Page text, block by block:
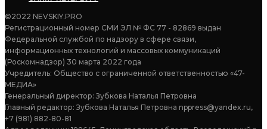
©2022 NEVSKIY.PRO
Регистрационный номер СМИ ЭЛ № ФС 77 - 82869 выдан
Федеральной службой по надзору в сфере связи,
информационных технологий и массовых коммуникаций
(Роскомнадзор) 30 марта 2022 года
Учредитель: Общество с ограниченной ответственностью «47-
МЕДИА»
Генеральный директор: Зубкова Наталья Петровна
Главный редактор: Зубкова Наталья Петровна nppress@yandex.ru,
+7 (981) 882-80-81